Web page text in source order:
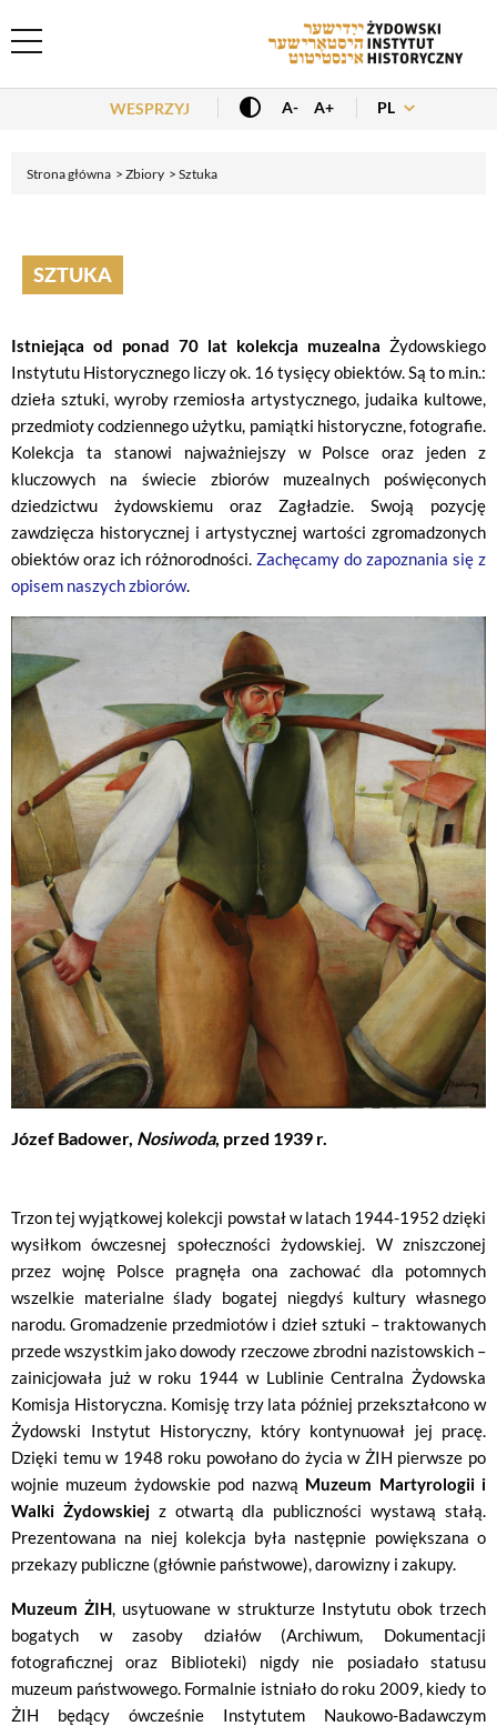
Header Menu
WESPRZYJ A- A+ PL
Strona główna Zbiory Sztuka
SZTUKA
Istniejąca od ponad 70 lat kolekcja muzealna Żydowskiego
Instytutu Historycznego liczy ok. 16 tysięcy obiektów. Są to m.in.:
dzieła sztuki, wyroby rzemiosła artystycznego, judaika kultowe,
przedmioty codziennego użytku, pamiątki historyczne, fotografie.
Kolekcja ta stanowi najważniejszy w Polsce oraz jeden z
kluczowych na świecie zbiorów muzealnych poświęconych
dziedzictwu żydowskiemu oraz Zagładzie. Swoją pozycję
zawdzięcza historycznej i artystycznej wartości zgromadzonych
obiektów oraz ich różnorodności. Zachęcamy do zapoznania się z
opisem naszych zbiorów.
Józef Badower, Nosiwoda, przed 1939 r.
Trzon tej wyjątkowej kolekcji powstał w latach 1944-1952 dzięki
wysiłkom ówczesnej społeczności żydowskiej. W zniszczonej
przez wojnę Polsce pragnęła ona zachować dla potomnych
wszelkie materialne ślady bogatej niegdyś kultury własnego
narodu. Gromadzenie przedmiotów i dzieł sztuki – traktowanych
przede wszystkim jako dowody rzeczowe zbrodni nazistowskich –
zainicjowała już w roku 1944 w Lublinie Centralna Żydowska
Komisja Historyczna. Komisję trzy lata później przekształcono w
Żydowski Instytut Historyczny, który kontynuował jej pracę.
Dzięki temu w 1948 roku powołano do życia w ŻIH pierwsze po
wojnie muzeum żydowskie pod nazwą Muzeum Martyrologii i
Walki Żydowskiejz otwartą dla publiczności wystawą stałą.
Prezentowana na niej kolekcja była następnie powiększana o
przekazy publiczne (głównie państwowe), darowizny i zakupy.
Muzeum ŻIH, usytuowane w strukturze Instytutu obok trzech
bogatych w zasoby działów (Archiwum, Dokumentacji
fotograficznej oraz Biblioteki) nigdy nie posiadało statusu
muzeum państwowego. Formalnie istniało do roku 2009, kiedy to
ŻIH będący ówcześnie Instytutem Naukowo-Badawczym